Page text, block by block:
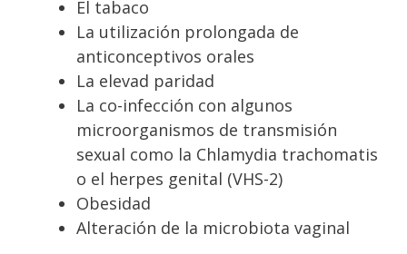
El tabaco
La utilización prolongada de
anticonceptivos orales
La elevad paridad
La co-infección con algunos
microorganismos de transmisión
sexual como la Chlamydia trachomatis
o el herpes genital (VHS-2)
Obesidad
Alteración de la microbiota vaginal